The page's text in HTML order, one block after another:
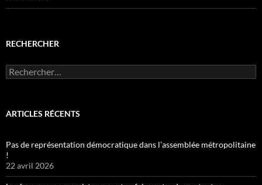
RECHERCHER
Rechercher :
ARTICLES RÉCENTS
Pas de représentation démocratique dans l’assemblée métropolitaine
!
22 avril 2026